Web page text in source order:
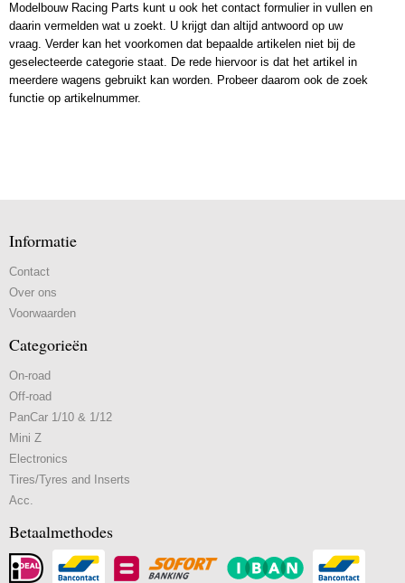
Modelbouw Racing Parts kunt u ook het contact formulier in vullen en
daarin vermelden wat u zoekt. U krijgt dan altijd antwoord op uw
vraag. Verder kan het voorkomen dat bepaalde artikelen niet bij de
geselecteerde categorie staat. De rede hiervoor is dat het artikel in
meerdere wagens gebruikt kan worden. Probeer daarom ook de zoek
functie op artikelnummer.
Informatie
Contact
Over ons
Voorwaarden
Categorieën
On-road
Off-road
PanCar 1/10 & 1/12
Mini Z
Electronics
Tires/Tyres and Inserts
Acc.
Betaalmethodes